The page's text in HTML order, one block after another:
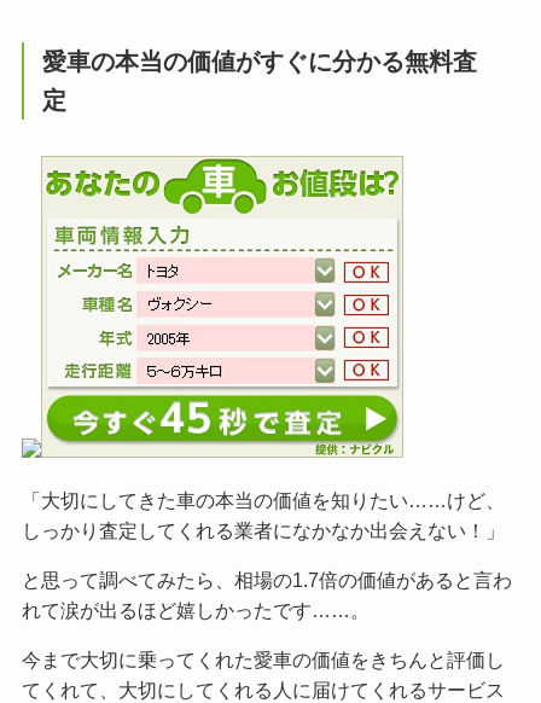
愛車の本当の価値がすぐに分かる無料査
定
「大切にしてきた車の本当の価値を知りたい……けど、
しっかり査定してくれる業者になかなか出会えない！」
と思って調べてみたら、相場の1.7倍の価値があると言わ
れて涙が出るほど嬉しかったです……。
今まで大切に乗ってくれた愛車の価値をきちんと評価し
てくれて、大切にしてくれる人に届けてくれるサービス